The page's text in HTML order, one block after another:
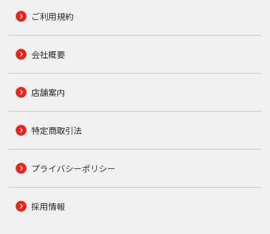
ご利用規約
会社概要
店舗案内
特定商取引法
プライバシーポリシー
採用情報